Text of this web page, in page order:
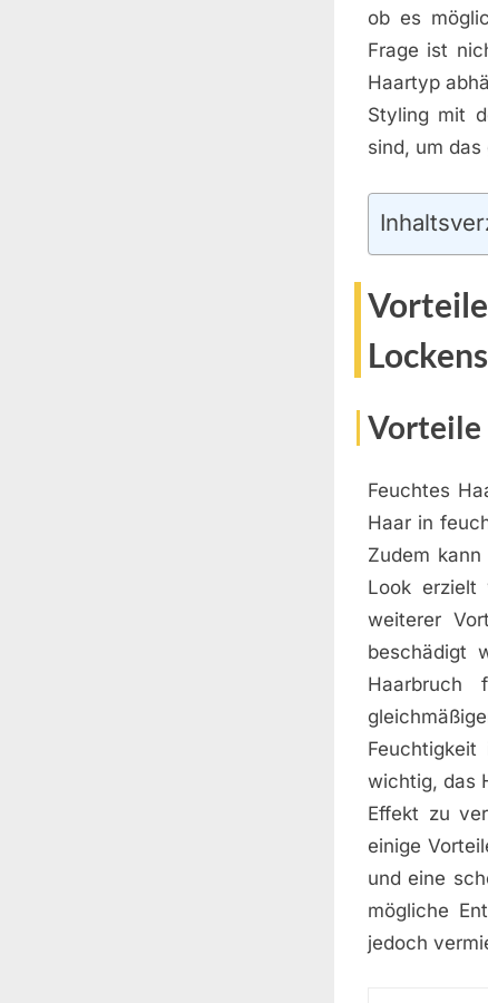
ob es
Frage ist
Haartyp
Styling mit
sind, um
Vorteile
Feuchtes
Haar in
Zudem
Look erzielt
weiterer
beschädigt
wichtig, das
Effekt zu
einige
und eine
mögliche
jedoch